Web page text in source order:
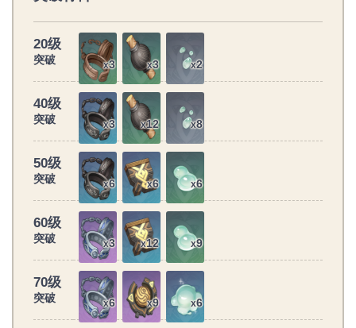
20级
突破 x3 x3 x2
40级
突破 x3 x12 x8
50级
突破 x6 x6 x6
60级
突破 x3 x12 x9
70级
突破 x6 x9 x6